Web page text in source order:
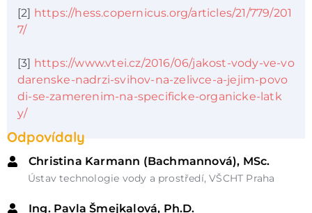
[2] https://hess.copernicus.org/articles/21/779/201
7/
[3] https://www.vtei.cz/2016/06/jakost-vody-ve-vo
darenske-nadrzi-svihov-na-zelivce-a-jejim-povo
di-se-zamerenim-na-specificke-organicke-latk
y/
Odpovídaly
Christina Karmann (Bachmannová), MSc.
Ústav technologie vody a prostředí, VŠCHT Praha
Ing. Pavla Šmejkalová, Ph.D.